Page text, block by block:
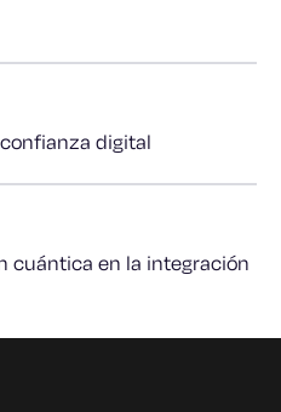
digital
cuántica en la integración